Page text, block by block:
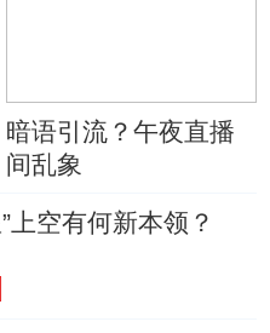
暗语引流？午夜直播
间乱象
上空有何新本领？